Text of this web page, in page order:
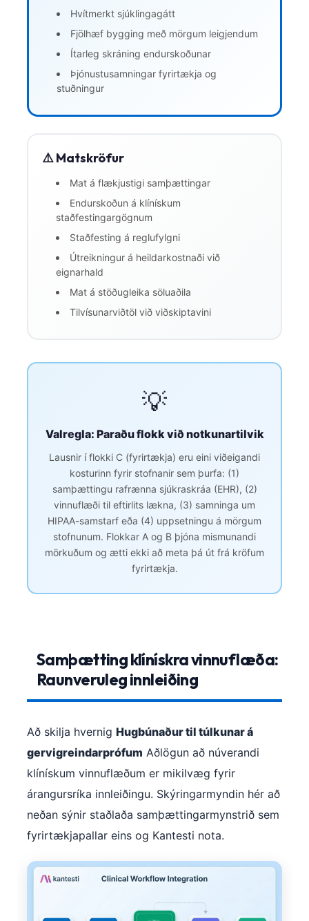
Hvítmerkt sjúklingagátt
Fjölhæf bygging með mörgum leigjendum
Ítarleg skráning endurskoðunar
Þjónustusamningar fyrirtækja og
stuðningur
⚠️ Matskröfur
Mat á flækjustigi samþættingar
Endurskoðun á klínískum
staðfestingargögnum
Staðfesting á reglufylgni
Útreikningur á heildarkostnaði við
eignarhald
Mat á stöðugleika söluaðila
Tilvísunarviðtöl við viðskiptavini
💡
Valregla: Paraðu flokk við notkunartilvik
Lausnir í flokki C (fyrirtækja) eru eini viðeigandi
kosturinn fyrir stofnanir sem þurfa: (1)
samþættingu rafrænna sjúkraskráa (EHR), (2)
vinnuflæði til eftirlits lækna, (3) samninga um
HIPAA-samstarf eða (4) uppsetningu á mörgum
stofnunum. Flokkar A og B þjóna mismunandi
mörkuðum og ætti ekki að meta þá út frá kröfum
fyrirtækja.
Samþætting klínískra vinnuflæða:
Raunveruleg innleiðing
Að skilja hvernig Hugbúnaður til túlkunar á
gervigreindarprófum Aðlögun að núverandi
klínískum vinnuflæðum er mikilvæg fyrir
árangursríka innleiðingu. Skýringarmyndin hér að
neðan sýnir staðlaða samþættingarmynstrið sem
fyrirtækjapallar eins og Kantesti nota.
Magyar
বাংলা
اردو
தமிழ்
മലയാളം
ဗမာစာ
ភាសាខ្មែរ
አማርኛ
Українська
O‘zbekcha
كوردی‎
سنڌي
සිංහල
অসমীয়া
Occitan
العربية المغربية
Afrikaans
Монгол